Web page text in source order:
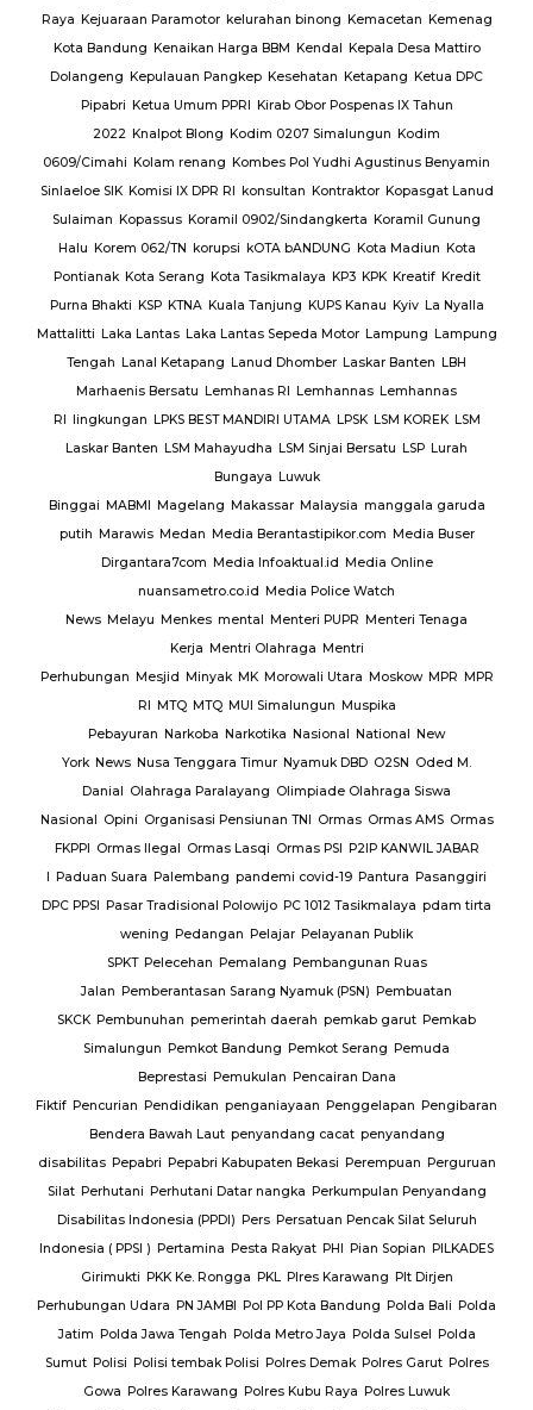
Raya Kejuaraan Paramotor kelurahan binong Kemacetan Kemenag
Kota Bandung Kenaikan Harga BBM Kendal Kepala Desa Mattiro
Dolangeng Kepulauan Pangkep Kesehatan Ketapang Ketua DPC
Pipabri Ketua Umum PPRI Kirab Obor Pospenas IX Tahun
2022 Knalpot Blong Kodim 0207 Simalungun Kodim
0609/Cimahi Kolam renang Kombes Pol Yudhi Agustinus Benyamin
Sinlaeloe SIK Komisi IX DPR RI konsultan Kontraktor Kopasgat Lanud
Sulaiman Kopassus Koramil 0902/Sindangkerta Koramil Gunung
Halu Korem 062/TN korupsi kOTA bANDUNG Kota Madiun Kota
Pontianak Kota Serang Kota Tasikmalaya KP3 KPK Kreatif Kredit
Purna Bhakti KSP KTNA Kuala Tanjung KUPS Kanau Kyiv La Nyalla
Mattalitti Laka Lantas Laka Lantas Sepeda Motor Lampung Lampung
Tengah Lanal Ketapang Lanud Dhomber Laskar Banten LBH
Marhaenis Bersatu Lemhanas RI Lemhannas Lemhannas
RI lingkungan LPKS BEST MANDIRI UTAMA LPSK LSM KOREK LSM
Laskar Banten LSM Mahayudha LSM Sinjai Bersatu LSP Lurah
Bungaya Luwuk
Binggai MABMI Magelang Makassar Malaysia manggala garuda
putih Marawis Medan Media Berantastipikor.com Media Buser
Dirgantara7com Media Infoaktual.id Media Online
nuansametro.co.id Media Police Watch
News Melayu Menkes mental Menteri PUPR Menteri Tenaga
Kerja Mentri Olahraga Mentri
Perhubungan Mesjid Minyak MK Morowali Utara Moskow MPR MPR
RI MTQ MTQ MUI Simalungun Muspika
Pebayuran Narkoba Narkotika Nasional National New
York News Nusa Tenggara Timur Nyamuk DBD O2SN Oded M.
Danial Olahraga Paralayang Olimpiade Olahraga Siswa
Nasional Opini Organisasi Pensiunan TNI Ormas Ormas AMS Ormas
FKPPI Ormas Ilegal Ormas Lasqi Ormas PSI P2IP KANWIL JABAR
I Paduan Suara Palembang pandemi covid-19 Pantura Pasanggiri
DPC PPSI Pasar Tradisional Polowijo PC 1012 Tasikmalaya pdam tirta
wening Pedangan Pelajar Pelayanan Publik
SPKT Pelecehan Pemalang Pembangunan Ruas
Jalan Pemberantasan Sarang Nyamuk (PSN) Pembuatan
SKCK Pembunuhan pemerintah daerah pemkab garut Pemkab
Simalungun Pemkot Bandung Pemkot Serang Pemuda
Beprestasi Pemukulan Pencairan Dana
Fiktif Pencurian Pendidikan penganiayaan Penggelapan Pengibaran
Bendera Bawah Laut penyandang cacat penyandang
disabilitas Pepabri Pepabri Kabupaten Bekasi Perempuan Perguruan
Silat Perhutani Perhutani Datar nangka Perkumpulan Penyandang
Disabilitas Indonesia (PPDI) Pers Persatuan Pencak Silat Seluruh
Indonesia ( PPSI ) Pertamina Pesta Rakyat PHI Pian Sopian PILKADES
Girimukti PKK Ke. Rongga PKL Plres Karawang Plt Dirjen
Perhubungan Udara PN JAMBI Pol PP Kota Bandung Polda Bali Polda
Jatim Polda Jawa Tengah Polda Metro Jaya Polda Sulsel Polda
Sumut Polisi Polisi tembak Polisi Polres Demak Polres Garut Polres
Gowa Polres Karawang Polres Kubu Raya Polres Luwuk